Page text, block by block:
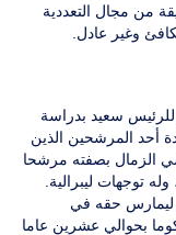
من مجال التعددية
وغير عادل.
سعيد بدراسة
أحد المرشحين الذين
الزمال بصفته مرشحا
توجهات ليبرالية.
ليمارس حقه في
بحوالي عشرين عاما